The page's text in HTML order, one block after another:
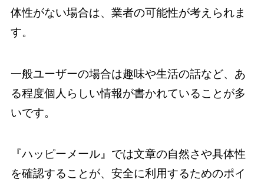
体性がない場合は、業者の可能性が考えられま
す。
一般ユーザーの場合は趣味や生活の話など、あ
る程度個人らしい情報が書かれていることが多
いです。
『ハッピーメール』では文章の自然さや具体性
を確認することが、安全に利用するためのポイ